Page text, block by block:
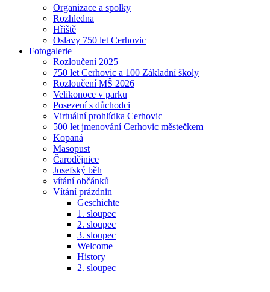
Organizace a spolky
Rozhledna
Hřiště
Oslavy 750 let Cerhovic
Fotogalerie
Rozloučení 2025
750 let Cerhovic a 100 Základní školy
Rozloučení MŠ 2026
Velikonoce v parku
Posezení s důchodci
Virtuální prohlídka Cerhovic
500 let jmenování Cerhovic městečkem
Kopaná
Masopust
Čarodějnice
Josefský běh
vítání občánků
Vítání prázdnin
Geschichte
1. sloupec
2. sloupec
3. sloupec
Welcome
History
2. sloupec